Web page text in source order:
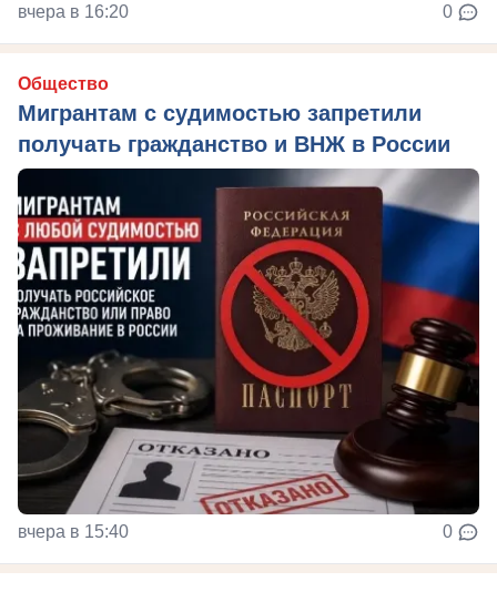
вчера в 16:20 0
Общество
Мигрантам с судимостью запретили
получать гражданство и ВНЖ в России
вчера в 15:40 0